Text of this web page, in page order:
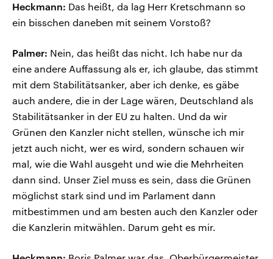
Heckmann: Das heißt, da lag Herr Kretschmann so
ein bisschen daneben mit seinem Vorstoß?
Palmer: Nein, das heißt das nicht. Ich habe nur da
eine andere Auffassung als er, ich glaube, das stimmt
mit dem Stabilitätsanker, aber ich denke, es gäbe
auch andere, die in der Lage wären, Deutschland als
Stabilitätsanker in der EU zu halten. Und da wir
Grünen den Kanzler nicht stellen, wünsche ich mir
jetzt auch nicht, wer es wird, sondern schauen wir
mal, wie die Wahl ausgeht und wie die Mehrheiten
dann sind. Unser Ziel muss es sein, dass die Grünen
möglichst stark sind und im Parlament dann
mitbestimmen und am besten auch den Kanzler oder
die Kanzlerin mitwählen. Darum geht es mir.